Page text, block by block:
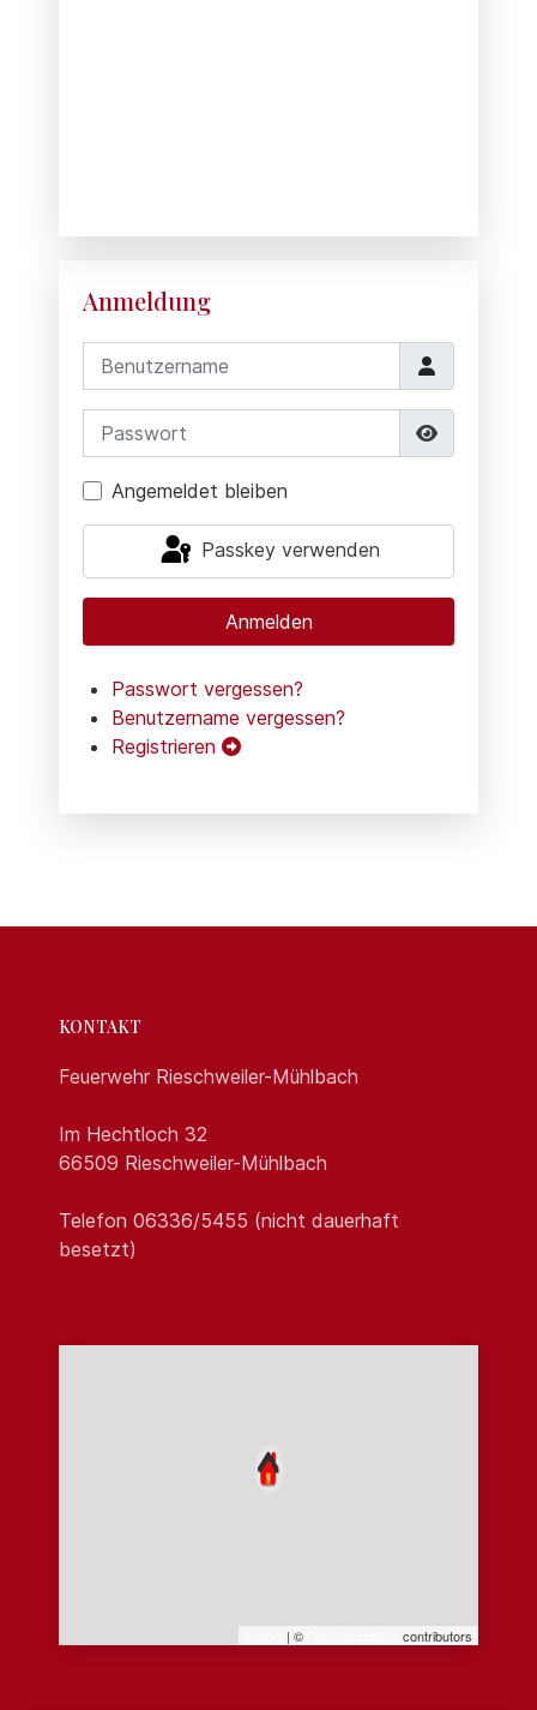
Anmeldung
Benutzername
Passwort
Angemeldet bleiben
Passkey verwenden
Anmelden
Passwort vergessen?
Benutzername vergessen?
Registrieren
KONTAKT
Feuerwehr Rieschweiler-Mühlbach
Im Hechtloch 32
66509 Rieschweiler-Mühlbach
Telefon 06336/5455 (nicht dauerhaft
besetzt)
| © contributors